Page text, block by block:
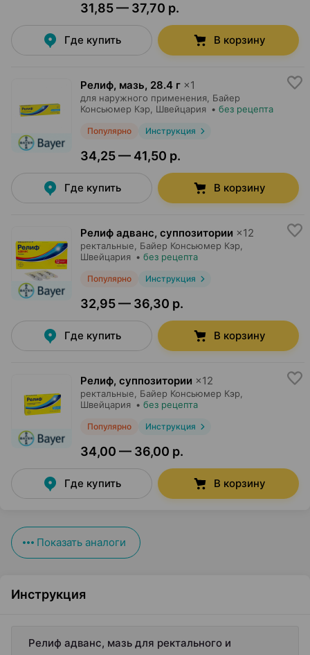
31,85 — 37,70 р.
Где купить В корзину
Релиф, мазь, 28.4 г ×1
для наружного применения, Байер
Консьюмер Кэр , Швейцария • без рецепта
Популярно Инструкция
34,25 — 41,50 р.
Где купить В корзину
Релиф адванс, суппозитории ×12
ректальные, Байер Консьюмер Кэр
Швейцария • без рецепта
Популярно Инструкция
32,95 — 36,30 р.
Где купить В корзину
Релиф, суппозитории ×12
ректальные, Байер Консьюмер Кэр
Швейцария • без рецепта
Популярно Инструкция
34,00 — 36,00 р.
Где купить В корзину
Показать аналоги
Инструкция
Релиф адванс, мазь для ректального и